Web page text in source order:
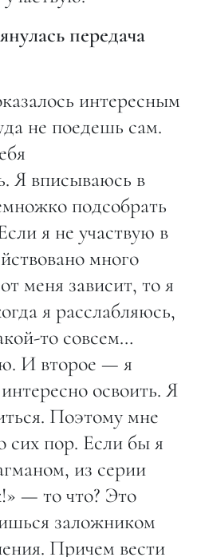
передача
интересным
не поедешь сам.
Я вписываюсь в
подсобрать
я не участвую в
много
меня зависит, то я
я расслабляюсь,
то совсем…
И второе — я
освоить. Я
Поэтому мне
сих пор. Если бы я
из серии
— то что? Это
заложником
Причем вести